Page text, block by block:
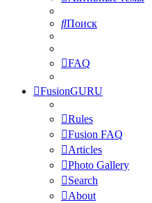
Поиск
FAQ
FusionGURU
Rules
Fusion FAQ
Articles
Photo Gallery
Search
About